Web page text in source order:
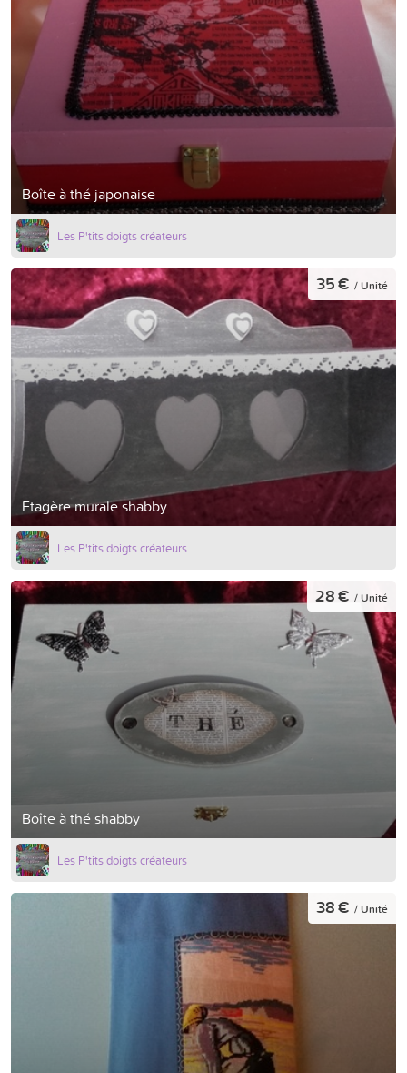
Boîte à thé japonaise
Les P'tits doigts créateurs
Etagère murale shabby
35 € / Unité
Les P'tits doigts créateurs
Boîte à thé shabby
28 € / Unité
Les P'tits doigts créateurs
38 € / Unité